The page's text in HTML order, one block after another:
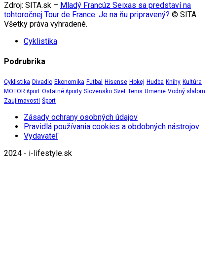
Zdroj: SITA.sk – Mladý Francúz Seixas sa predstaví na
tohtoročnej Tour de France. Je na ňu pripravený? © SITA
Všetky práva vyhradené.
Cyklistika
Podrubrika
Cyklistika Divadlo Ekonomika Futbal Hisense Hokej Hudba Knihy Kultúra
MOTOR šport Ostatné športy Slovensko Svet Tenis Umenie Vodný slalom
Zaujímavosti Šport
Zásady ochrany osobných údajov
Pravidlá používania cookies a obdobných nástrojov
Vydavateľ
2024 - i-lifestyle.sk